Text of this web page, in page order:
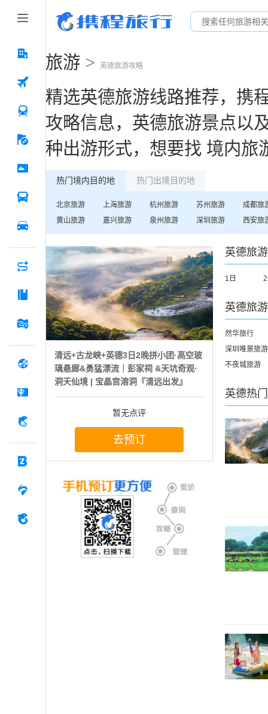
旅游 > 英德旅游攻略
精选英德旅游线路推荐，携
攻略信息， 英德旅游景点以
种出游形式，想要找 境内旅
热门境内目的地 热门出境目的地
北京旅游 上海旅游 杭州旅游 苏州旅游 成都旅
黄山旅游 嘉兴旅游 泉州旅游 深圳 旅游 西安旅
清远+古龙峡+英德3日2晚拼小团·高空玻
璃悬廊&勇猛漂流｜彭家祠 &天坑奇观·
洞天仙境 | 宝晶宫溶洞『清远出发』
暂无点评
去预订
英德旅
1日
英德旅
然华旅行
深圳唯景旅游
不夜城旅游
英德热